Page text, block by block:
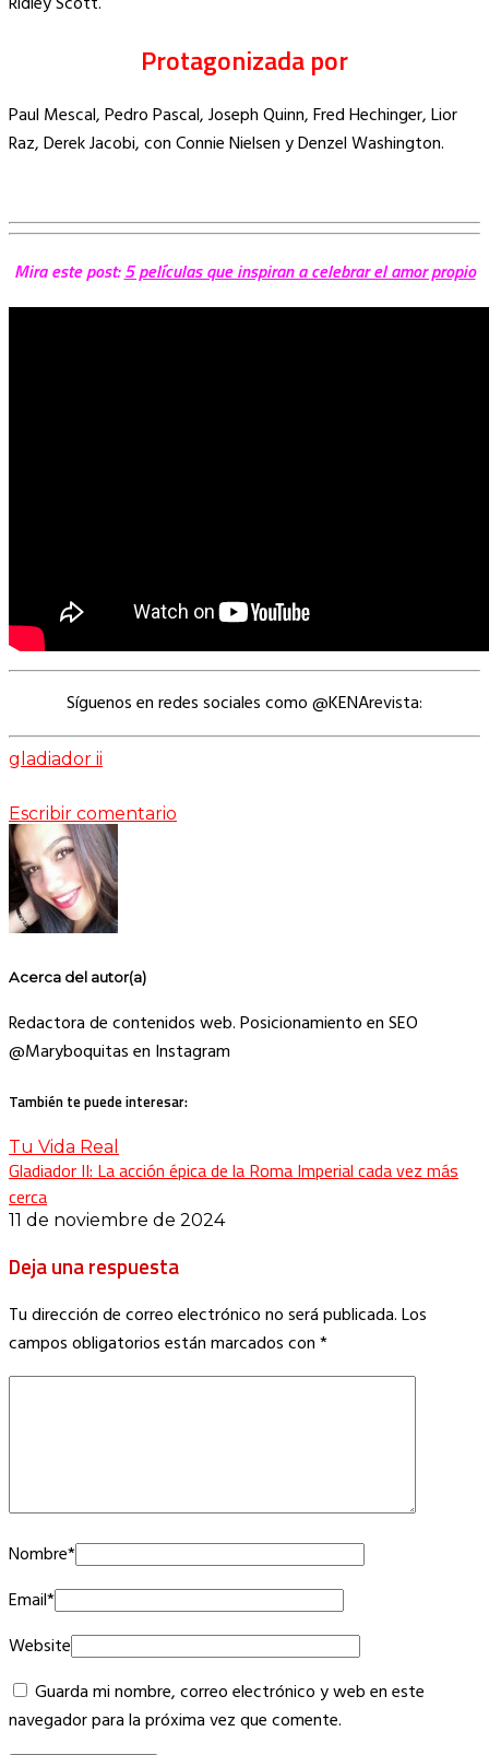
Protagonizada por
Paul Mescal, Pedro Pascal, Joseph Quinn, Fred Hechinger, Lior
Raz, Derek Jacobi, con Connie Nielsen y Denzel Washington.
Mira este post:5 películas que inspiran a celebrar el amor propio
Síguenos en redes sociales como @KENArevista:
gladiador ii
Escribir comentario
Acerca del autor(a)
Redactora de contenidos web. Posicionamiento en SEO
@Maryboquitas en Instagram
También te puede interesar:
Tu Vida Real
Gladiador II: La acción épica de la Roma Imperial cada vez más
cerca
11 de noviembre de 2024
Deja una respuesta
Tu dirección de correo electrónico no será publicada.Los
campos obligatorios están marcados con*
Nombre*
Email*
Website
Guarda mi nombre, correo electrónico y web en este
navegador para la próxima vez que comente.